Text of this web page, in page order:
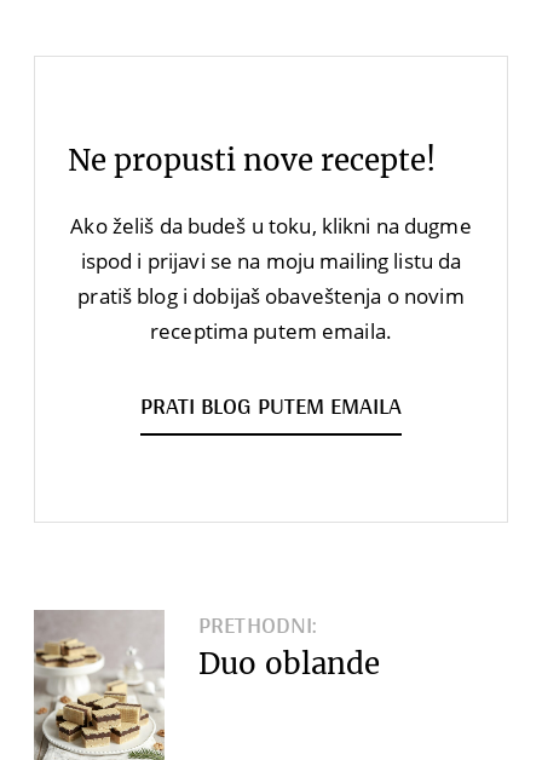
Ne propusti nove recepte!
Ako želiš da budeš u toku, klikni na dugme
ispod i prijavi se na moju mailing listu da
pratiš blog i dobijaš obaveštenja o novim
receptima putem emaila.
PRATI BLOG PUTEM EMAILA
PRETHODNI:
Duo oblande